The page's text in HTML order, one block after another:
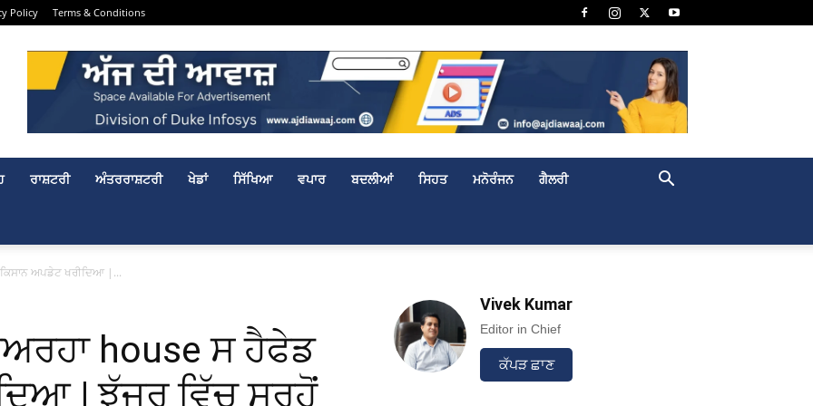
Policy Terms & Conditions
ਰਾਸ਼ਟਰੀ ਅੰਤਰਰਾਸ਼ਟਰੀ ਖੇਡਾਂ ਸਿੱਖਿਆ ਵਪਾਰ ਬਦਲੀਆਂ ਸਿਹਤ ਮਨੋਰੰਜਨ ਗੈਲਰੀ
ਅਪਡੇਟ ਖਰੀਦਿਆ |...
house ਸ ਹੈਫੇਡ
| ਝੱਜਰ ਵਿੱਚ ਸਰ੍ਹੋਂ
Vivek Kumar
Editor in Chief
ਕੱਪੜ ਛਾਣ